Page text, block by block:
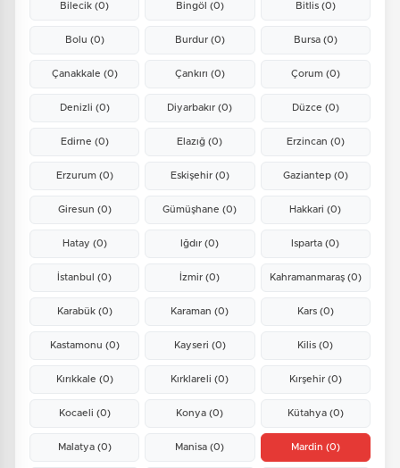
Bilecik(0) Bingöl (0) Bitlis (0)
Bolu (0) Burdur (0) Bursa (0)
Çanakkale (0) Çankırı (0) Çorum (0)
Denizli (0) Diyarbakır(0) Düzce (0)
Edirne (0) Elazığ(0) Erzincan (0)
Erzurum (0) Eskişehir (0) Gaziantep (0)
Giresun (0) Gümüşhane(0) Hakkari(0)
Hatay (0) Iğdır(0) Isparta(0)
İstanbul(0) İzmir(0) Kahramanmaraş (0)
Karabük (0) Karaman(0) Kars (0)
Kastamonu (0) Kayseri (0) Kilis(0)
Kırıkkale (0) Kırklareli(0) Kırşehir (0)
Kocaeli (0) Konya(0) Kütahya (0)
Malatya (0) Manisa(0) Mardin (0)